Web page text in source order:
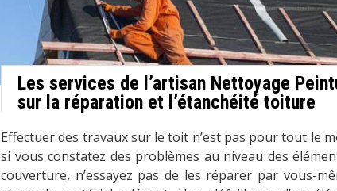
Les services de l’artisan Nettoyage
sur la réparation et l’étanchéité toiture
Effectuer des travaux sur le toit n’est pas pour tout le
si vous constatez des problèmes au niveau des
couverture, n’essayez pas de les réparer par vous-